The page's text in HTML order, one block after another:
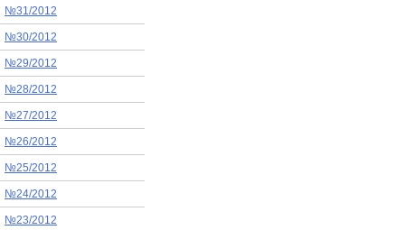
№31/2012
№30/2012
№29/2012
№28/2012
№27/2012
№26/2012
№25/2012
№24/2012
№23/2012